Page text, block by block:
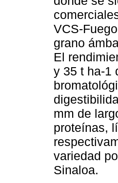
VCS-
grano
El
y 35 t ha-1
mm de
proteínas,
variedad
Sinaloa.